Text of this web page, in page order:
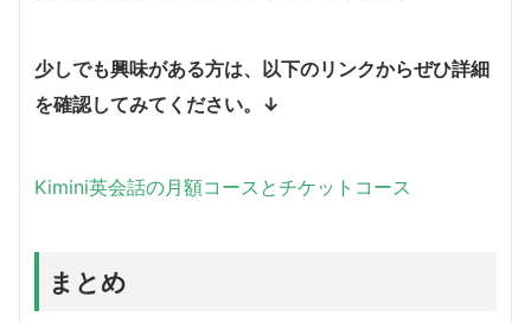
少しでも興味がある方は、以下のリンクからぜひ詳細
を確認してみてください。↓
Kimini英会話の月額コースとチケットコース
まとめ